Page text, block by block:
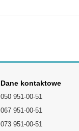
Dane kontaktowe
050 951-00-51
067 951-00-51
073 951-00-51